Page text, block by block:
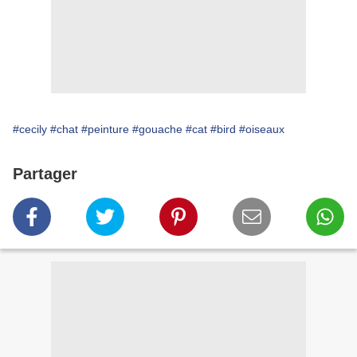
#cecily #chat #peinture #gouache #cat #bird #oiseaux
Partager